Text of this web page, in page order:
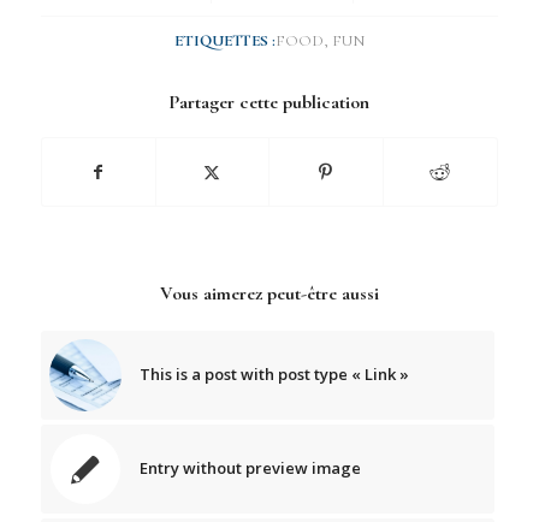
ETIQUETTES :FOOD, FUN
Partager cette publication
Vous aimerez peut-être aussi
This is a post with post type « Link »
Entry without preview image